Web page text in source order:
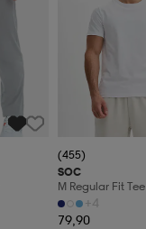
(455)
SOC
M Regular Fit Tee
+4
79,90